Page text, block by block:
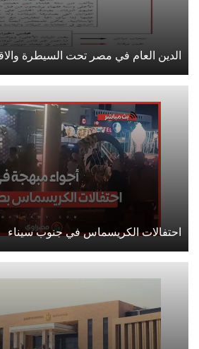
الدين العام في مصر تحت السيطرة
احتفالات الكريسماس في جنوب سيناء